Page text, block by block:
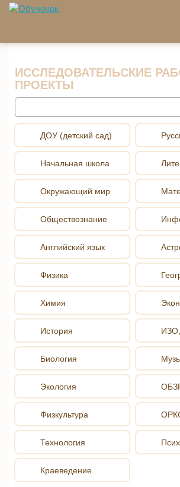
Перейти к основному содержанию
ИССЛЕДОВАТЕЛЬСКИЕ
ПРОЕКТЫ
ДОУ (детский сад)
Начальная школа
Окружающий мир
Обществознание
Английский язык
Физика
Химия
История
Биология
Экология
Физкультура
Технология
Краеведение